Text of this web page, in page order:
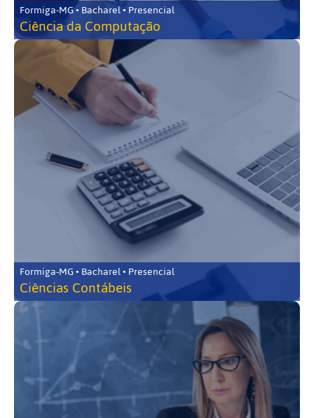
Formiga-MG • Bacharel • Presencial
Ciência da Computação
Formiga-MG • Bacharel • Presencial
Ciências Contábeis